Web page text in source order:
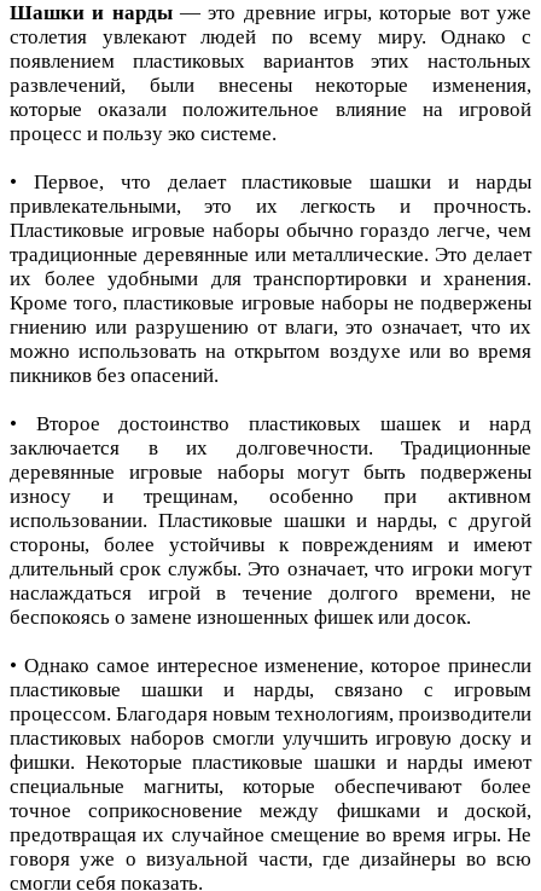
Шашки и нарды— это древние игры, которые вот уже
столетия увлекают людей по всему миру. Однако с
появлением пластиковых вариантов этих настольных
развлечений, были внесены некоторые изменения,
которые оказали положительное влияние на игровой
процесс и пользу эко системе.
• Первое, что делает пластиковые шашки и нарды
привлекательными, это их легкость и прочность.
Пластиковые игровые наборы обычно гораздо легче, чем
традиционные деревянные или металлические. Это делает
их более удобными для транспортировки и хранения.
Кроме того, пластиковые игровые наборы не подвержены
гниению или разрушению от влаги, это означает, что их
можно использовать на открытом воздухе или во время
пикников без опасений.
• Второе достоинство пластиковых шашек и нард
заключается в их долговечности. Традиционные
деревянные игровые наборы могут быть подвержены
износу и трещинам, особенно при активном
использовании. Пластиковые шашки и нарды, с другой
стороны, более устойчивы к повреждениям и имеют
длительный срок службы. Это означает, что игроки могут
наслаждаться игрой в течение долгого времени, не
беспокоясь о замене изношенных фишек или досок.
• Однако самое интересное изменение, которое принесли
пластиковые шашки и нарды, связано с игровым
процессом. Благодаря новым технологиям, производители
пластиковых наборов смогли улучшить игровую доску и
фишки. Некоторые пластиковые шашки и нарды имеют
специальные магниты, которые обеспечивают более
точное соприкосновение между фишками и доской,
предотвращая их случайное смещение во время игры. Не
говоря уже о визуальной части, где дизайнеры во всю
смогли себя показать.